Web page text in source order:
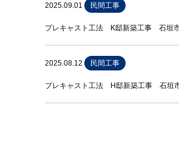
2025.09.01 民間工事
プレキャスト工法 K邸新築工事 石垣
2025.08.12 民間工事
プレキャスト工法 H邸新築工事 石垣